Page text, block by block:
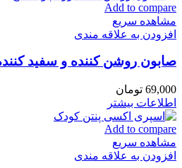
Add to compare
مشاهده سریع
افزودن به علاقه مندی
صابون روشن کننده و سفید
69,000 تومان
اطلاعات بیشتر
Add to compare
مشاهده سریع
افزودن به علاقه مندی